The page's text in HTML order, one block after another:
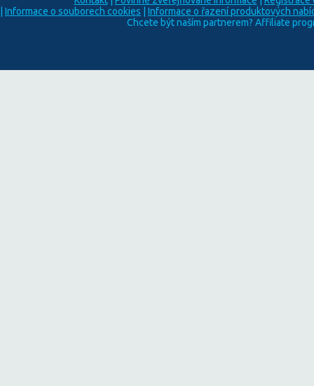
Informace o souborech cookies
Informace o řazení produktových
Chcete být naším partnerem? Affiliate